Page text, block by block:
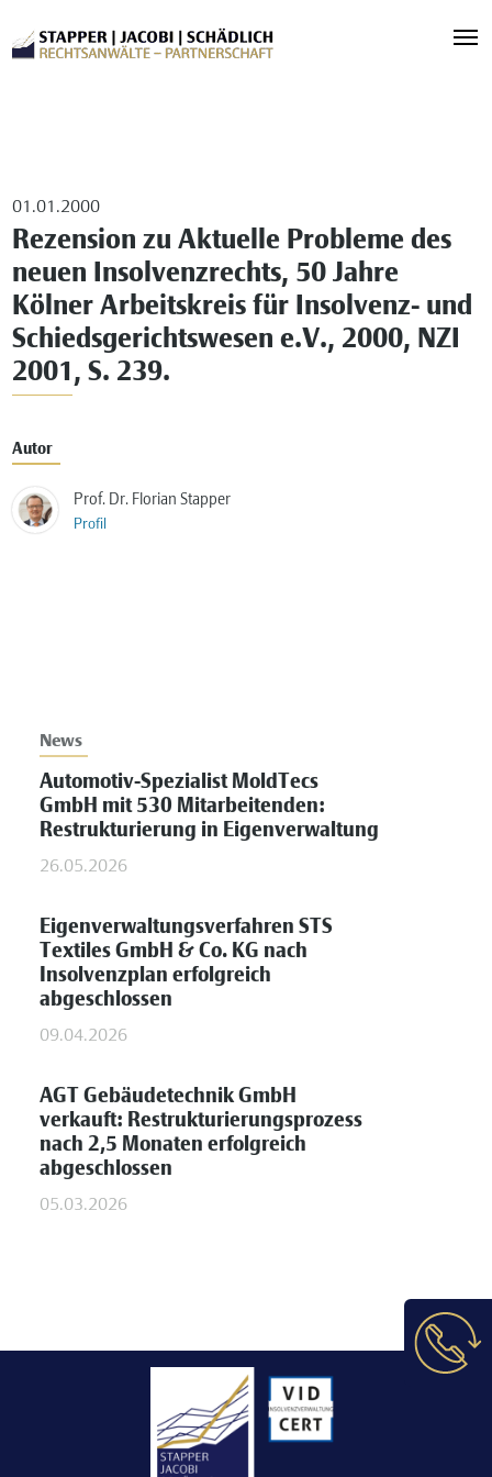
01.01.2000
Rezension zu Aktuelle Probleme des
neuen Insolvenzrechts, 50 Jahre
Kölner Arbeitskreis für Insolvenz- und
Schiedsgerichtswesen e.V., 2000, NZI
2001, S. 239.
Autor
Prof. Dr. Florian Stapper
Profil
News
Automotiv-Spezialist MoldTecs
GmbH mit 530 Mitarbeitenden:
Restrukturierung in Eigenverwaltung
26.05.2026
Eigenverwaltungsverfahren STS
Textiles GmbH & Co. KG nach
Insolvenzplan erfolgreich
abgeschlossen
09.04.2026
AGT Gebäudetechnik GmbH
verkauft: Restrukturierungsprozess
nach 2,5 Monaten erfolgreich
abgeschlossen
05.03.2026